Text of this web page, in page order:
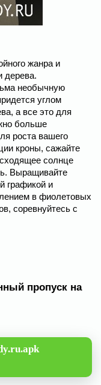
жанра и
дерева.
необычную
углом
а все это для
больше
роста вашего
кроны, сажайте
солнце
Выращивайте
графикой и
в фиолетовых
соревнуйтесь с
пропуск на